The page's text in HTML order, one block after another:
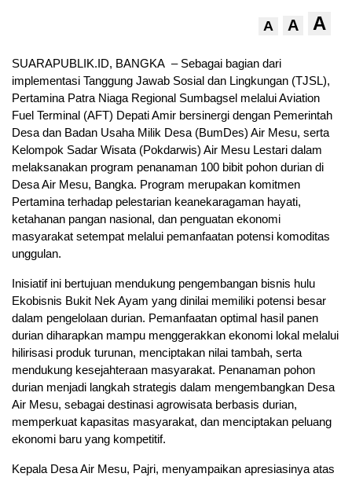
A A A
SUARAPUBLIK.ID, BANGKA – Sebagai bagian dari
implementasi Tanggung Jawab Sosial dan Lingkungan (TJSL),
Pertamina Patra Niaga Regional Sumbagsel melalui Aviation
Fuel Terminal (AFT) Depati Amir bersinergi dengan Pemerintah
Desa dan Badan Usaha Milik Desa (BumDes) Air Mesu, serta
Kelompok Sadar Wisata (Pokdarwis) Air Mesu Lestari dalam
melaksanakan program penanaman 100 bibit pohon durian di
Desa Air Mesu, Bangka. Program merupakan komitmen
Pertamina terhadap pelestarian keanekaragaman hayati,
ketahanan pangan nasional, dan penguatan ekonomi
masyarakat setempat melalui pemanfaatan potensi komoditas
unggulan.
Inisiatif ini bertujuan mendukung pengembangan bisnis hulu
Ekobisnis Bukit Nek Ayam yang dinilai memiliki potensi besar
dalam pengelolaan durian. Pemanfaatan optimal hasil panen
durian diharapkan mampu menggerakkan ekonomi lokal melalui
hilirisasi produk turunan, menciptakan nilai tambah, serta
mendukung kesejahteraan masyarakat. Penanaman pohon
durian menjadi langkah strategis dalam mengembangkan Desa
Air Mesu, sebagai destinasi agrowisata berbasis durian,
memperkuat kapasitas masyarakat, dan menciptakan peluang
ekonomi baru yang kompetitif.
Kepala Desa Air Mesu, Pajri, menyampaikan apresiasinya atas